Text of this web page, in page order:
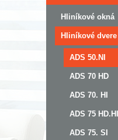
Hliníkové okná
Hliníkové dvere
ADS 50.NI
ADS 70 HD
ADS 70. HI
ADS 75 HD.HI
ADS 75. SI